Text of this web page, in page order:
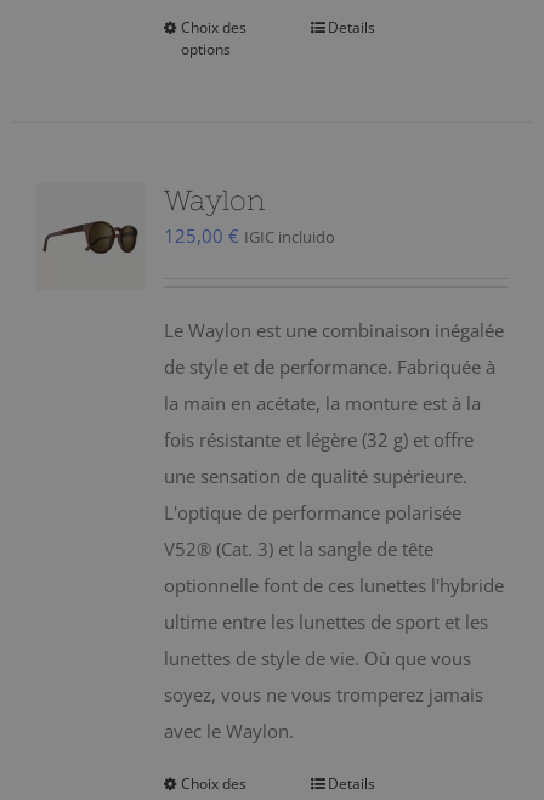
Choix des
options
Ce
être
choisies
sur
la
page
du
produit
Details
Waylon
125,00 € IGIC incluido
Le Waylon est une combinaison inégalée
de style et de performance. Fabriquée à
la main en acétate, la monture est à la
fois résistante et légère (32 g) et offre
une sensation de qualité supérieure.
L'optique de performance polarisée
V52® (Cat. 3) et la sangle de tête
optionnelle font de ces lunettes l'hybride
ultime entre les lunettes de sport et les
lunettes de style de vie. Où que vous
soyez, vous ne vous tromperez jamais
avec le Waylon.
Choix des
CeDetails